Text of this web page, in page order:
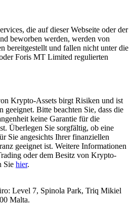
die auf dieser Webseite oder der
beworben werden, werden von
bereitgestellt und fallen nicht unter die
Foris MT Limited regulierten
Krypto-Assets birgt Risiken und ist
Bitte beachten Sie, dass die
keine Garantie für die
Überlegen Sie sorgfältig, ob eine
Sie angesichts Ihrer finanziellen
geeignet ist. Weitere Informationen
oder dem Besitz von Krypto-
Sie hier.
Level 7, Spinola Park, Triq Mikiel
Malta.